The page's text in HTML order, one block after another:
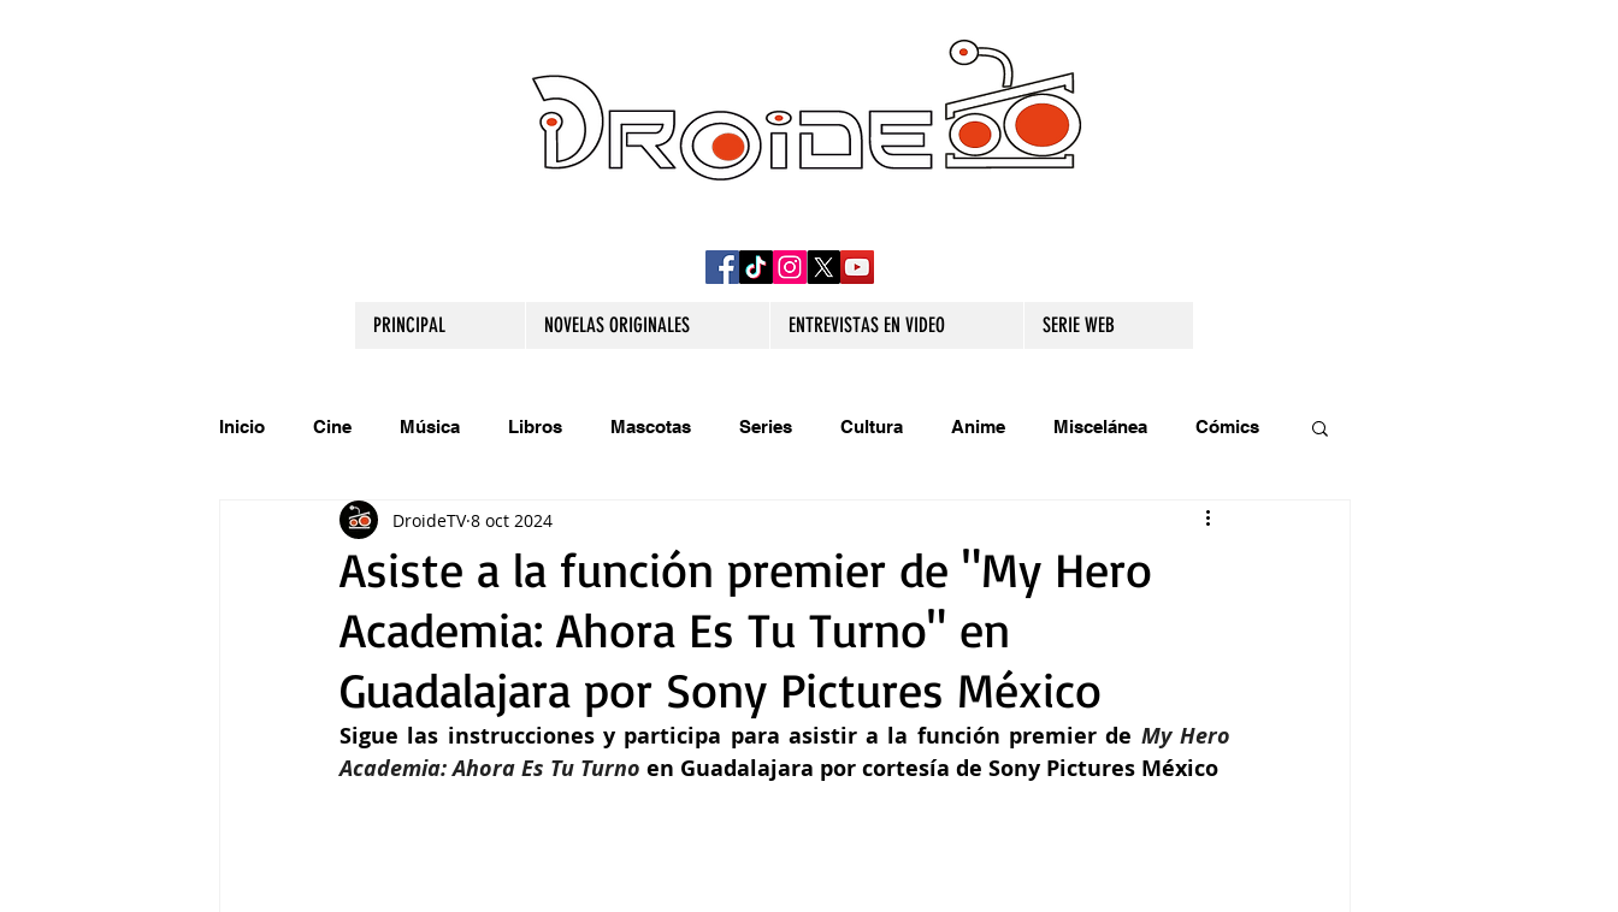
PRINCIPAL NOVELAS ORIGINALES ENTREVISTAS EN VIDEO SERIE WEB
Inicio Cine Música Libros Mascotas Series Cultura Anime Miscelánea Cómics
Comparte tu talento Relatos originales
Gastronomía Tecnología
Asiste a la función premier de "My Hero
Academia: Ahora Es Tu Turno" en
Guadalajara por Sony Pictures México
DroideTV 8 oct 2024
Sigue las instrucciones y participa para asistir a la función premier de My Hero
Academia: Ahora Es Tu Turno en Guadalajara por cortesía de Sony Pictures México